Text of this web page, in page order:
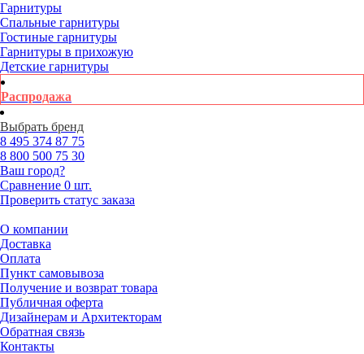
Гарнитуры
Спальные гарнитуры
Гостиные гарнитуры
Гарнитуры в прихожую
Детские гарнитуры
Распродажа
Выбрать бренд
8 495 374 87 75
8 800 500 75 30
Ваш город?
Сравнение 0 шт.
Проверить статус заказа
О компании
Доставка
Оплата
Пункт самовывоза
Получение и возврат товара
Публичная оферта
Дизайнерам и Архитекторам
Обратная связь
Контакты